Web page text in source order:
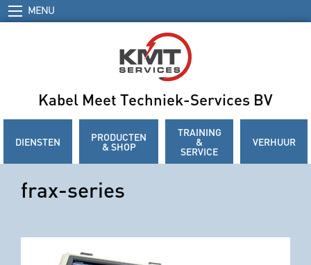
MENU
Kabel Meet Techniek-Services BV
DIENSTEN PRODUCTEN
& SHOP
TRAINING
&
SERVICE
VERHUUR
frax-series